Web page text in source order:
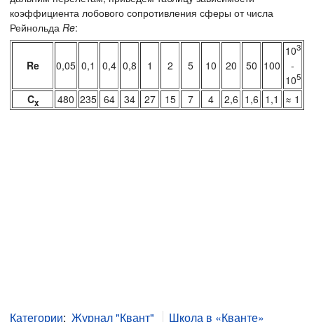
коэффициента лобового сопротивления сферы от числа
Рейнольда Re:
Re 0,05 0,1 0,4 0,8 1 2 5 10 20 50 100
103
-
105
Cx 480 235 64 34 27 15 7 4 2,6 1,6 1,1 ≈ 1
Категории: Журнал "Квант" Школа в «Кванте»